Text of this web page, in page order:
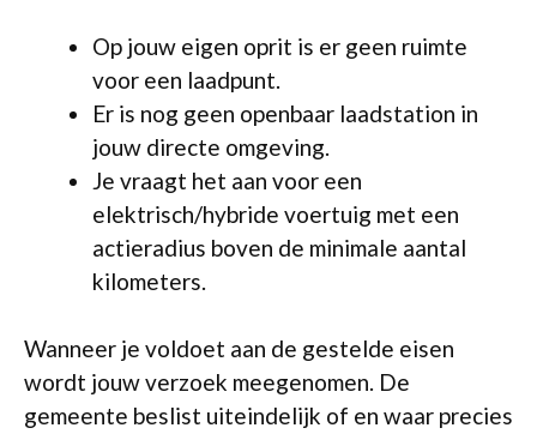
Op jouw eigen oprit is er geen ruimte
voor een laadpunt.
Er is nog geen openbaar laadstation in
jouw directe omgeving.
Je vraagt het aan voor een
elektrisch/hybride voertuig met een
actieradius boven de minimale aantal
kilometers.
Wanneer je voldoet aan de gestelde eisen
wordt jouw verzoek meegenomen. De
gemeente beslist uiteindelijk of en waar precies